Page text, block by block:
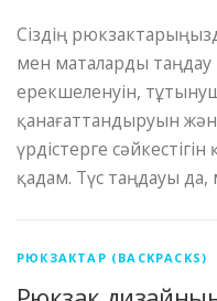
Сіздің
мен маталарды таңдау –
ерекшеленуін,
қанағаттандыруын
үрдістерге
қадам. Түс таңдауы
РЮКЗАКТАР (BACKPACKS)